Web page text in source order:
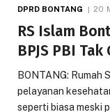
DPRD BONTANG 20
RS Islam
BPJS PBI
BONTANG: Rumah
pelayanan
seperti biasa meski